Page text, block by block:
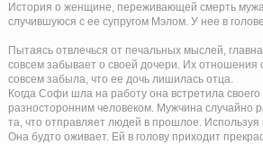
История о женщине, переживающей смерть
случившуюся с ее супругом Мэлом. У нее в
Пытаясь отвлечься от печальных мыслей,
совсем забывает о своей дочери. Их
совсем забыла, что ее дочь лишилась отца.
Когда Софи шла на работу она встретила
разносторонним человеком. Мужчина
та, что отправляет людей в прошлое.
Она будто оживает. Ей в голову приходит